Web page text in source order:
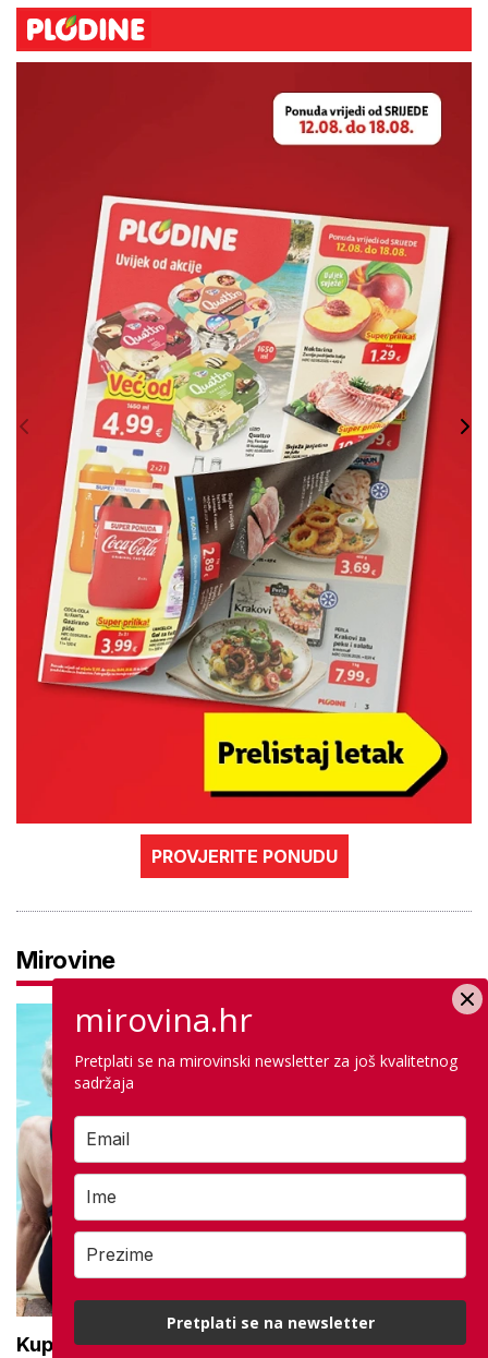
PROVJERITE PONUDU
Mirovine
Kupanje u ovom gradu i sutra besplatno:
mirovina.hr
Pretplati se na mirovinski newsletter za još kvalitetnog
sadržaja
Pretplati se na newsletter